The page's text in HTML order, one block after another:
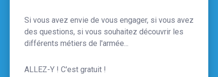
Si vous avez envie de vous engager, si vous avez
des questions, si vous souhaitez découvrir les
différents métiers de l'armée...
ALLEZ-Y ! C'est gratuit !